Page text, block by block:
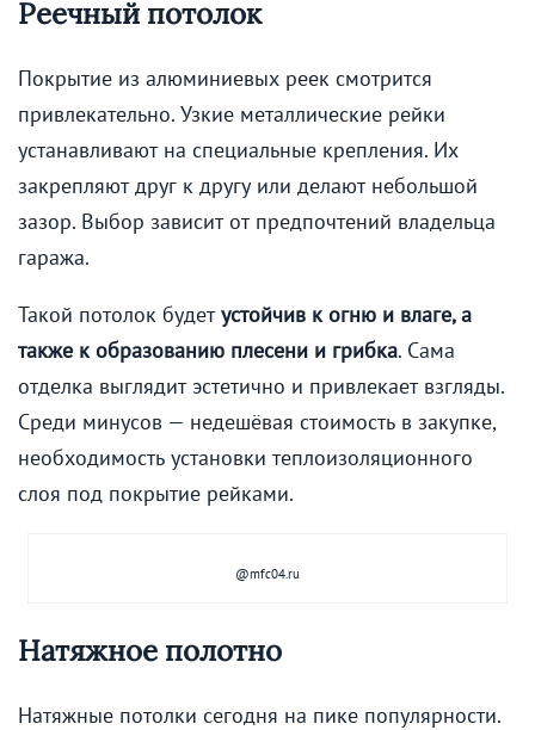
Реечный потолок
Покрытие из алюминиевых реек смотрится
привлекательно. Узкие металлические рейки
устанавливают на специальные крепления. Их
закрепляют друг к другу или делают небольшой
зазор. Выбор зависит от предпочтений владельца
гаража.
Такой потолок будетустойчив к огню и влаге, а
также к образованию плесени и грибка. Сама
отделка выглядит эстетично и привлекает взгляды.
Среди минусов — недешёвая стоимость в закупке,
необходимость установки теплоизоляционного
слоя под покрытие рейками.
@mfc04.ru
Натяжное полотно
Натяжные потолки сегодня на пике популярности.